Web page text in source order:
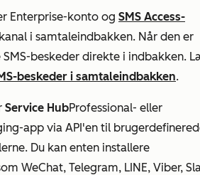
Enterprise-konto og SMS Access-
i samtaleindbakken. Når den er
beskeder direkte i indbakken.
beskeder i samtaleindbakken.
Service HubProfessional- eller
app via API'en til
Du kan enten installere
WeChat, Telegram, LINE, Viber,